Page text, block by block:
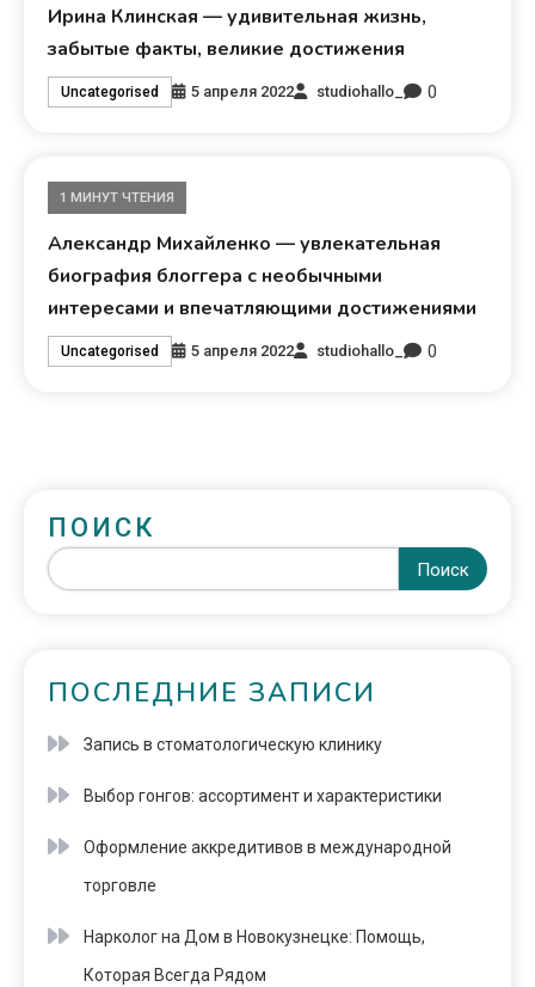
Ирина Клинская — удивительная жизнь,
забытые факты, великие достижения
Uncategorised 5 апреля 2022 studiohallo_ 0
1 МИНУТ ЧТЕНИЯ
Александр Михайленко — увлекательная
биография блоггера с необычными
интересами и впечатляющими достижениями
Uncategorised 5 апреля 2022 studiohallo_ 0
ПОИСК
Поиск
ПОСЛЕДНИЕ ЗАПИСИ
Запись в стоматологическую клинику
Выбор гонгов: ассортимент и характеристики
Оформление аккредитивов в международной
торговле
Нарколог на Дом в Новокузнецке: Помощь,
Которая Всегда Рядом